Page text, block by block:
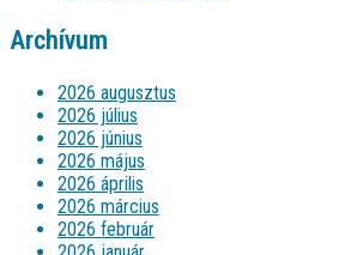
Archívum
2026 augusztus
2026 július
2026 június
2026 május
2026 április
2026 március
2026 február